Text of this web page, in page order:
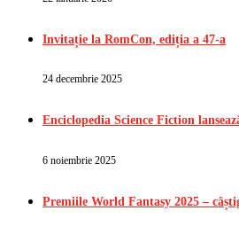
Invitație la RomCon, ediția a 47-a
24 decembrie 2025
Enciclopedia Science Fiction
6 noiembrie 2025
Premiile World Fantasy 2025 –